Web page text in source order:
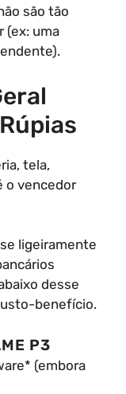
são tão
(ex: uma
tela,
o vencedor
ligeiramente
desse
benefício.
P3
(embora